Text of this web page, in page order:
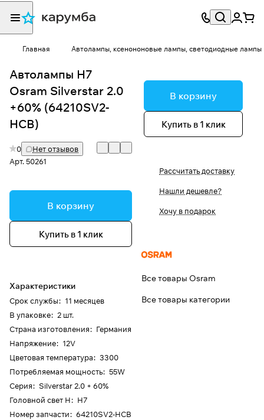
Главная Автолампы, ксенононовые лампы, светодиодные лампы
Автолампы H7
Osram Silverstar 2.0
+60% (64210SV2-
HCB)
0
Нет отзывов
Арт.50261
В корзину
Купить в 1 клик
Характеристики
Срок службы: 11 месяцев
В упаковке: 2 шт.
Страна изготовления: Германия
Напряжение: 12V
Цветовая температура: 3300
Потребляемая мощность: 55W
Серия: Silverstar 2.0 + 60%
Головной свет H: H7
Номер запчасти: 64210SV2-HCB
В корзину
Купить в 1 клик
Рассчитать доставку
Нашли дешевле?
Хочу в подарок
Все товары Osram
Все товары категории